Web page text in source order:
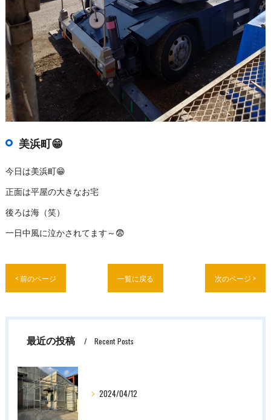
美浜町😁
今日は美浜町😁
正面は平屋の大きなお宅
後ろは海（笑）
一日中風に泣かされてます～😨
< 前のページ 一覧に戻る 次のページ >
最近の投稿 Recent Posts
2024/04/12